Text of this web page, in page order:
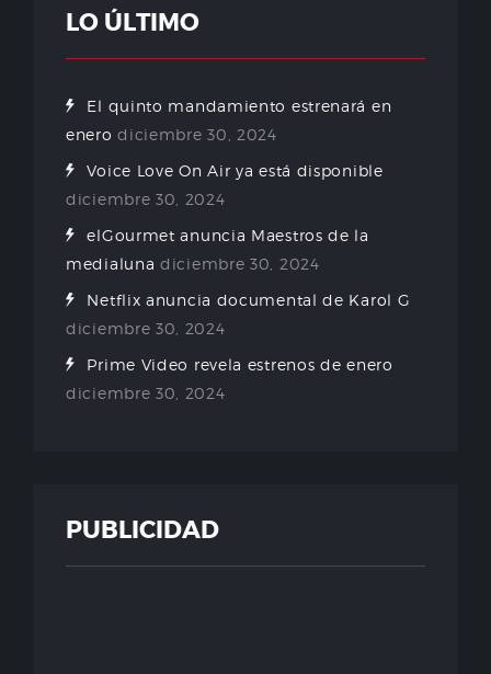
LO ÚLTIMO
El quinto mandamiento estrenará en
enero diciembre 30, 2024
Voice Love On Air ya está disponible
diciembre 30, 2024
elGourmet anuncia Maestros de la
medialuna diciembre 30, 2024
Netflix anuncia documental de Karol G
diciembre 30, 2024
Prime Video revela estrenos de enero
diciembre 30, 2024
PUBLICIDAD